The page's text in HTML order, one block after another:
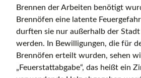
Brennen der Arbeiten benötigt
Brennöfen eine latente
durften sie nur außerhalb der
werden. In Bewilligungen, die für
Brennöfen erteilt wurden, sehen
„Feuerstattabgabe“, das heißt ein